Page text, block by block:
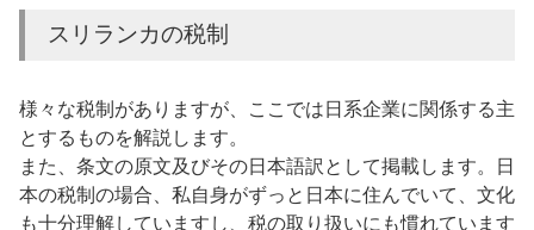
スリランカの税制
様々な税制がありますが、ここでは日系企業に関係する主
とするものを解説します。
また、条文の原文及びその日本語訳として掲載します。日
本の税制の場合、私自身がずっと日本に住んでいて、文化
も十分理解していますし、税の取り扱いにも慣れています